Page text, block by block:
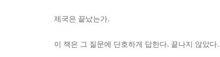
제국은 끝났는가.
이 책은 그 질문에 단호하게 답한다. 끝나지 않았